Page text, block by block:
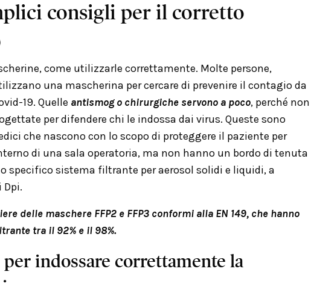
consigli per il corretto
come utilizzarle correttamente. Molte persone,
una mascherina per cercare di prevenire il contagio da
19. Quelle antismog o chirurgiche servono a poco, perché non
per difendere chi le indossa dai virus. Queste sono
che nascono con lo scopo di proteggere il paziente per
di una sala operatoria, ma non hanno un bordo di tenuta
specifico sistema filtrante per aerosol solidi e liquidi, a
Dpi.
delle maschere FFP2 e FFP3 conformi alla EN 149, che hanno
tra il 92% e il 98%.
indossare correttamente la